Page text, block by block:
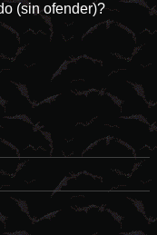
(sin ofender)?